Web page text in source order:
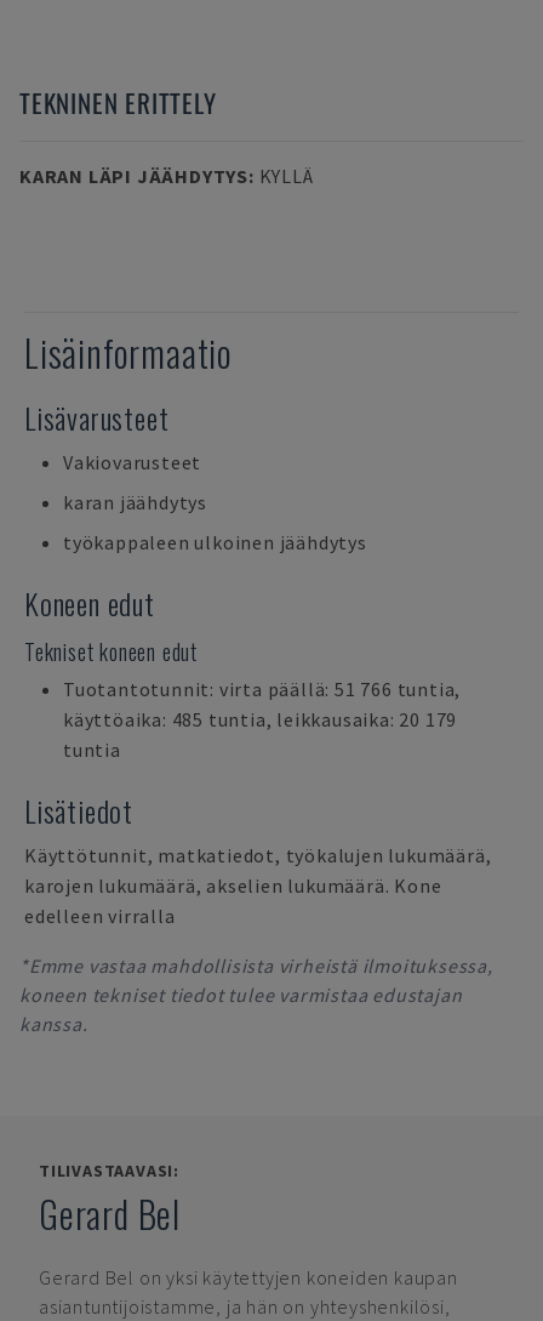
TEKNINEN ERITTELY
KARAN LÄPI JÄÄHDYTYS: KYLLÄ
Lisäinformaatio
Lisävarusteet
Vakiovarusteet
karan jäähdytys
työkappaleen ulkoinen jäähdytys
Koneen edut
Tekniset koneen edut
Tuotantotunnit: virta päällä: 51 766 tuntia,
käyttöaika: 485 tuntia, leikkausaika: 20 179
tuntia
Lisätiedot
Käyttötunnit, matkatiedot, työkalujen lukumäärä,
karojen lukumäärä, akselien lukumäärä. Kone
edelleen virralla
*Emme vastaa mahdollisista virheistä ilmoituksessa,
koneen tekniset tiedot tulee varmistaa edustajan
kanssa.
TILIVASTAAVASI:
Gerard Bel
Gerard Bel on yksi käytettyjen koneiden kaupan
asiantuntijoistamme, ja hän on yhteyshenkilösi,